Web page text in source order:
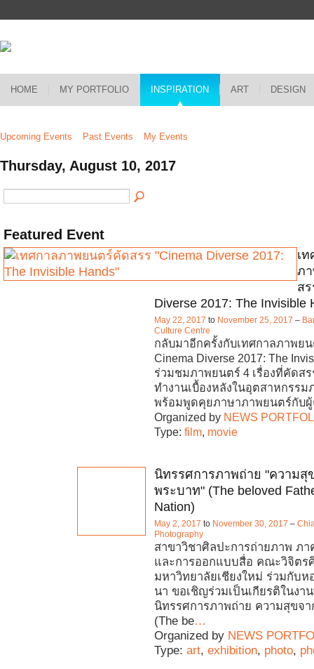
HOME MY PORTFOLIO INSPIRATION ART DESIGN
Upcoming Events Past Events My Events
Thursday, August 10, 2017
Featured Event
เ
ภ
ส
Diverse 2017: The Invisible
May 22, 2017 to November 25, 2017 –
Culture Centre
กลับมาอีกครั้งกับเทศกาลภาพย
Cinema Diverse 2017: The
ร่วมชมภาพยนตร์ 4 เรื่องที่คัดส
ทำงานเบื้องหลังในอุตสาหกรร
พร้อมพูดคุยภาษาภาพยนตร์กับผู้
Organized by NEWS
Type: film movie
นิทรรศการภาพถ่าย "ความสุ
พระบาท" (The beloved
Nation)
May 2, 2017 to November 30, 2017 –
Photography
สาขาวิชาศิลปะการถ่ายภาพ ภ
และการออกแบบสื่อ คณะวิจิตร
มหาวิทยาลัยเชียงใหม่ ร่วมกับห
นา ขอเชิญร่วมเป็นเกียรติในงา
นิทรรศการภาพถ่าย ความสุขจ
(The be…
Organized by NEWS
Type: art, exhibition, photo,